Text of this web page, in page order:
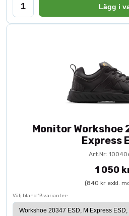
Lägg i
Monitor Workshoe
Express
Art.Nr:
1 050
(840 kr exkl.
Välj bland 13 varianter: